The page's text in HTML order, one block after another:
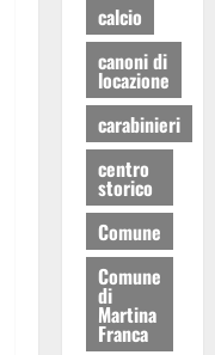
calcio
canoni di
locazione
carabinieri
centro
storico
Comune
Comune
di
Martina
Franca